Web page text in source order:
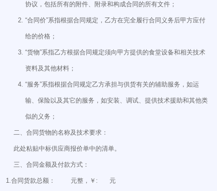
协议，包括所有的附件、附录和构成合同的所有文件；
“合同价”系指根据合同规定，乙方在完全履行合同义务后甲方应付
给的价格；
“货物”系指乙方根据合同规定须向甲方提供的食堂设备和相关技术
资料及其他材料；
“服务”系指根据合同规定乙方承担与供货有关的辅助服务，如运
输、保险以及其它的服务，如安装、调试、提供技术援助和其他类
似的义务；
二、合同货物的名称及技术要求：
此处粘贴中标供应商报价单中的清单。
三、合同金额及付款方式：
1.合同货款总额： 元整，￥: 元